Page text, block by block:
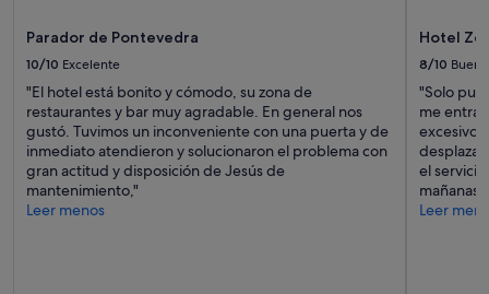
Parador de Pontevedra
10/10 Excelente
"El hotel está bonito y cómodo, su zona de
restaurantes y bar muy agradable. En general nos
gustó. Tuvimos un inconveniente con una puerta y de
inmediato atendieron y solucionaron el problema con
gran actitud y disposición de Jesús de
mantenimiento,"
Leer menos
Hotel
8/10 Bueno
"Solo
me
excesivo;
el
mañanas
Leer